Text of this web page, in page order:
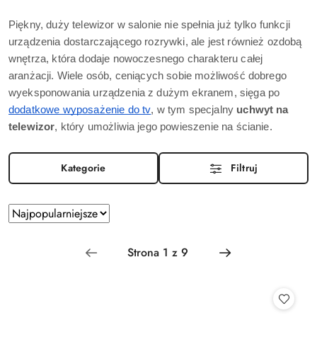
Piękny, duży telewizor w salonie nie spełnia już tylko funkcji
urządzenia dostarczającego rozrywki, ale jest również ozdobą
wnętrza, która dodaje nowoczesnego charakteru całej
aranżacji. Wiele osób, ceniących sobie możliwość dobrego
dodatkowe wyposażenie do tv, w tym specjalny uchwyt na
telewizor, który umożliwia jego powieszenie na ścianie.
Kategorie Filtruj
Zastosowano
sortowanie:
Najpopularniejsze.
Sortuj
według